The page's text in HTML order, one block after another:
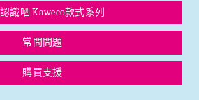
識哂 Kaweco款式系列
常問問題
購買支援